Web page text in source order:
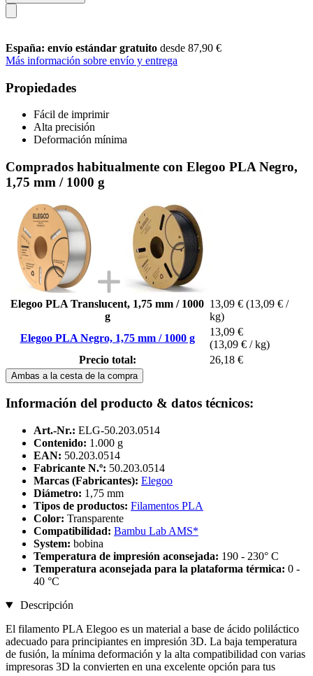
España: envío estándar gratuito desde 87,90 €
Más información sobre envío y entrega
Propiedades
Fácil de imprimir
Alta precisión
Deformación mínima
Comprados habitualmente con Elegoo PLA Negro,
1,75 mm / 1000 g
Elegoo PLA Translucent, 1,75 mm / 1000
g
13,09 € (13,09 € /
kg)
Elegoo PLA Negro, 1,75 mm / 1000 g
13,09 €
(13,09 € / kg)
Precio total:
26,18 €
Ambas a la cesta de la compra
Información del producto & datos técnicos:
Art.-Nr.: ELG-50.203.0514
Contenido: 1.000 g
EAN: 50.203.0514
Fabricante N.º: 50.203.0514
Marcas (Fabricantes): Elegoo
Diámetro: 1,75 mm
Tipos de productos: Filamentos PLA
Color: Transparente
Compatibilidad: Bambu Lab AMS*
System: bobina
Temperatura de impresión aconsejada: 190 - 230° C
Temperatura aconsejada para la plataforma térmica: 0 -
40 °C
Descripción
El filamento PLA Elegoo es un material a base de ácido poliláctico
adecuado para principiantes en impresión 3D. La baja temperatura
de fusión, la mínima deformación y la alta compatibilidad con varias
impresoras 3D la convierten en una excelente opción para tus